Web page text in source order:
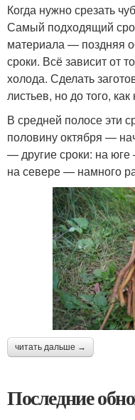
Когда нужно срезать
Самый подходящий
материала — поздняя
сроки. Всё зависит от
холода. Сделать
листьев, но до того,
В средней полосе эти
половину октября —
— другие сроки: на
на севере — намного
читать дальше →
Последние